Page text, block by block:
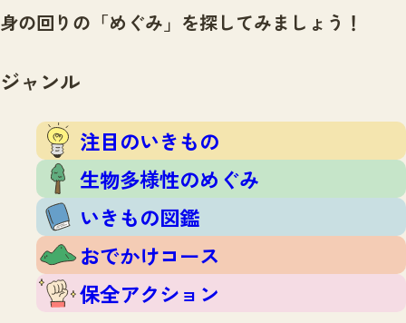
いきものガイドTOP
生物多様性のめぐみ
おでかけコース
保全アクション
イベント
調査レポート
調査レポートTOP
調査結果
ふくおかいきものマップ
マッチング
マッチングTOP
掲載申し込みフォーム
お問合せ
身の回りの「めぐみ」を探してみましょう！
ジャンル
注目のいきもの
生物多様性のめぐみ
いきもの図鑑
おでかけコース
保全アクション